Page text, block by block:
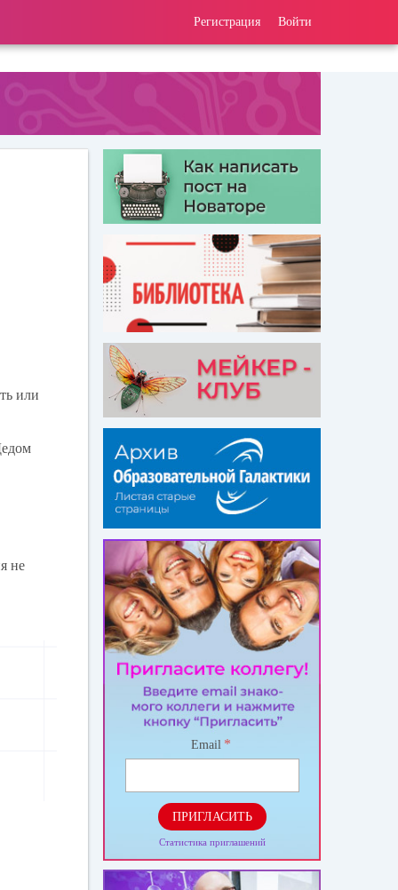
Регистрация Войти
или
не
Email *
ПРИГЛАСИТЬ
Статистика приглашений